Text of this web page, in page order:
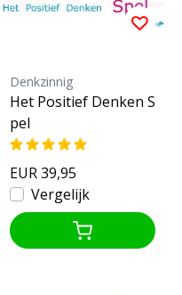
Denkzinnig
Het Positief Denken S
pel
EUR 39,95
Vergelijk